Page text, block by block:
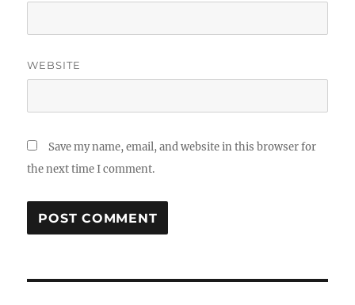
WEBSITE
Save my name, email, and website in this browser for
the next time I comment.